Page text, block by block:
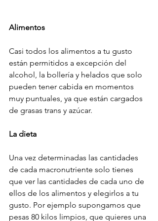
Alimentos
Casi todos los alimentos a tu gusto
están permitidos a excepción del
alcohol, la bollería y helados que solo
pueden tener cabida en momentos
muy puntuales, ya que están cargados
de grasas trans y azúcar.
La dieta
Una vez determinadas las cantidades
de cada macronutriente solo tienes
que ver las cantidades de cada uno de
ellos de los alimentos y elegirlos a tu
gusto. Por ejemplo supongamos que
pesas 80 kilos limpios, que quieres una